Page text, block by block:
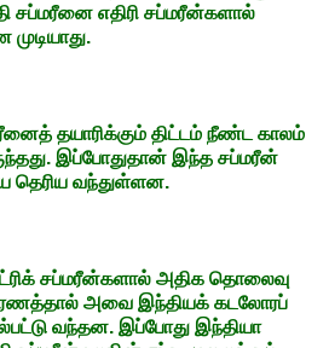
எதிரி சப்மரீன்களால்
தயாரிக்கும் திட்டம் நீண்ட காலம்
இப்போதுதான் இந்த சப்மரீன்
தெரிய வந்துள்ளன.
சப்மரீன்களால் அதிக தொலைவு
அவை இந்தியக் கடலோரப்
வந்தன. இப்போது இந்தியா